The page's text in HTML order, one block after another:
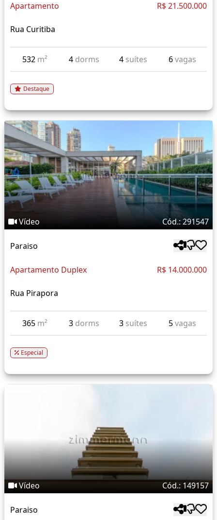
Apartamento R$ 21.500.000
Rua Curitiba
532 m² 4 dorms 4 suítes 6vagas
Destaque
Vídeo Cód.: 291547
Paraiso
Apartamento Duplex R$ 14.000.000
Rua Pirapora
365 m² 3 dorms 3 suítes 5vagas
Especial
Vídeo Cód.: 149157
Paraiso